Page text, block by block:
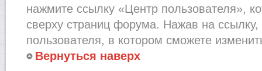
нажмите ссылку «Центр пользователя»,
сверху страниц форума. Нажав на
пользователя, в котором сможете
Вернуться наверх